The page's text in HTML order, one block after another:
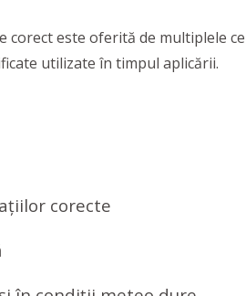
corect este oferită de multiplele
utilizate în timpul aplicării.
corecte